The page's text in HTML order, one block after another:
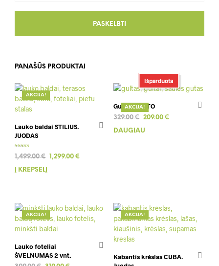
PANAŠŪS PRODUKTAI
AKCIJA!
Lauko baldai STILIUS.
JUODAS
Įvertinimas:
5.00
1,499.00€ Original
was:
1,299.00 €
Į KREPŠELĮ
AKCIJA!
Išparduota
Gultas PORTO
329.00€ Original
price
209.00 €Current
DAUGIAU
AKCIJA!
Lauko foteliai
ŠVELNUMAS 2 vnt.
AKCIJA!
Kabantis krėslas CUBA.